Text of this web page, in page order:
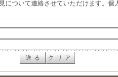
について連絡させていただけます。個